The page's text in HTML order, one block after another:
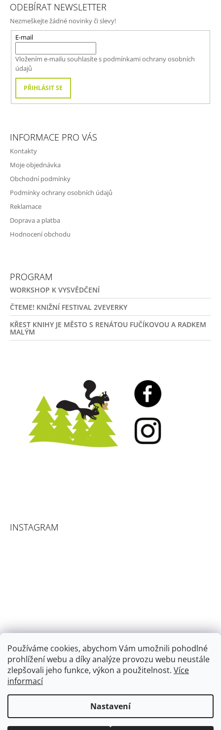
Používáme cookies, abychom Vám umožnili pohodlné
prohlížení webu a díky analýze provozu webu neustále
zlepšovali jeho funkce, výkon a použitelnost. Více
informací
Nastavení
ODEBÍRAT NEWSLETTER
Nezmeškejte žádné novinky či slevy!
E-mail
Vložením e-mailu souhlasíte s podmínkami ochrany osobních
údajů
PŘIHLÁSIT SE
INFORMACE PRO VÁS
Kontakty
Moje objednávka
Obchodní podmínky
Podmínky ochrany osobních údajů
Reklamace
Doprava a platba
Hodnocení obchodu
PROGRAM
WORKSHOP K VYSVĚDČENÍ
ČTEME! KNIŽNÍ FESTIVAL 2VEVERKY
KŘEST KNIHY JE MĚSTO S RENÁTOU FUČÍKOVOU A RADKEM
MALÝM
INSTAGRAM
Sledovat na Instagramu